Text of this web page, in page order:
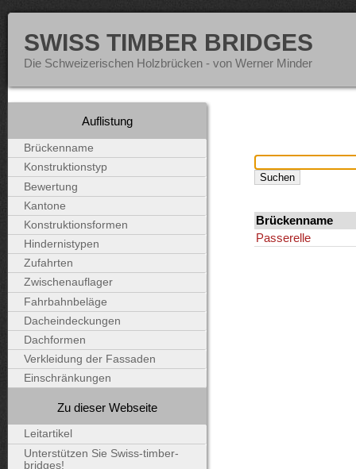
SWISS TIMBER BRIDGES
Die Schweizerischen Holzbrücken - von Werner Minder
Brückenname
Passerelle
Auflistung
Brückenname
Konstruktionstyp
Bewertung
Kantone
Konstruktionsformen
Hindernistypen
Zufahrten
Zwischenauflager
Fahrbahnbeläge
Dacheindeckungen
Dachformen
Verkleidung der Fassaden
Einschränkungen
Zu dieser Webseite
Leitartikel
Unterstützen Sie Swiss-timber-
bridges!